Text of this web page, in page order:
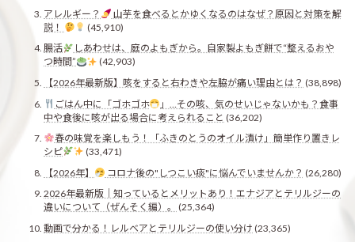
アレルギー？
山芋を食べるとかゆくなるのはなぜ？原因と対策を解
説！
(45,910)
腸活
しあわせは、庭のよもぎから。自家製よもぎ餅で“整えるおや
つ時間”
(42,903)
【2026年最新版】咳をすると右わきや左脇が痛い理由とは？ (38,898)
ごはん中に「ゴホゴホ
」…その咳、気のせいじゃないかも？食事
中や食後に咳が出る場合に考えられること (36,202)
春の味覚を楽しもう！「ふきのとうのオイル漬け」簡単作り置きレ
シピ
(33,471)
【2026年】
コロナ後の"しつこい痰"に悩んでいませんか？ (26,280)
2026年最新版｜知っているとメリットあり！エナジアとテリルジーの
違いについて（ぜんそく編）。
(25,364)
動画で分かる！レルベアとテリルジーの使い分け (23,365)